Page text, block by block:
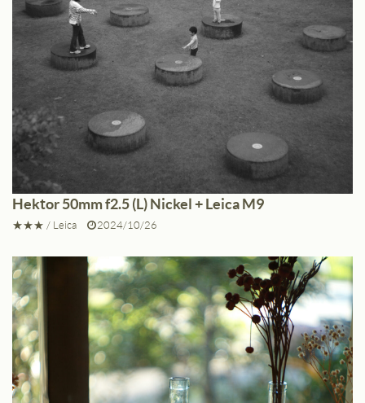
Hektor 50mm f2.5 (L) Nickel + Leica M9
★★★ / Leica 2024/10/26